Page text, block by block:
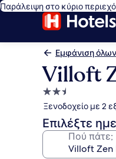
Παράλειψη στο κύριο
Εμφάνιση
Villoft
Κατάλυμα
με
2.5
αστέρια
Ξενοδοχείο με 2
Επιλέξτε
Πού πάτε;